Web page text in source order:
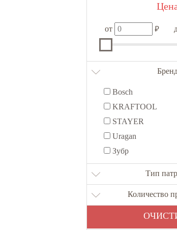
от ₽
Bosch
KRAFTOOL
STAYER
Uragan
Зубр
Тип
Количество